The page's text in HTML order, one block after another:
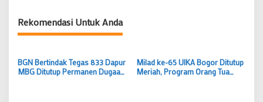
Rekomendasi Untuk Anda
BGN Bertindak Tegas 833 Dapur
MBG Ditutup Permanen Dugaan
Milad ke-65 UIKA Bogor Ditutup
Meriah, Program Orang Tua